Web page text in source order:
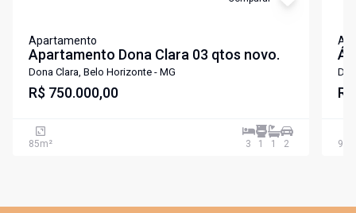
Apartamento
Apartamento Dona Clara 03 qtos novo.
Dona Clara, Belo Horizonte - MG
R$ 750.000,00
85m² 3 1 1 2 92